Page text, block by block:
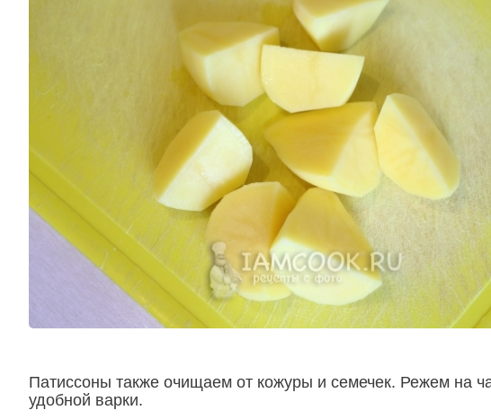
Патиссоны также очищаем от кожуры и семечек. Режем на
удобной варки.